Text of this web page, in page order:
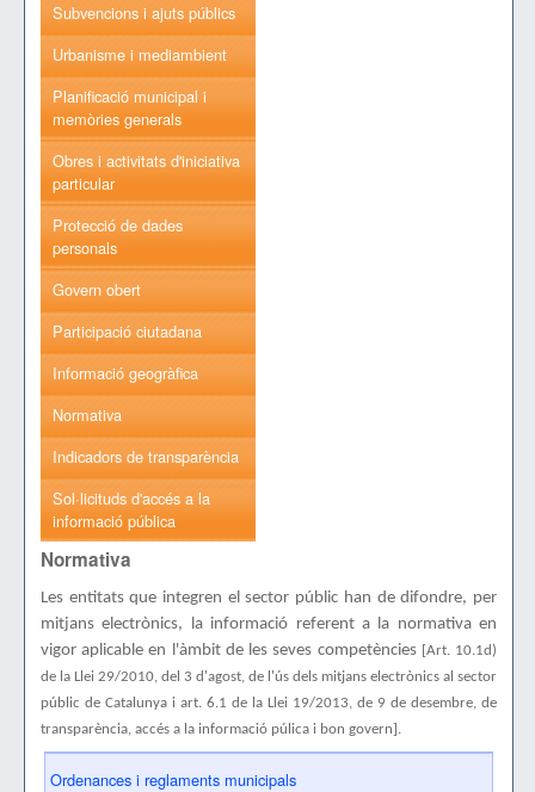
Subvencions i ajuts públics
Urbanisme i mediambient
Planificació municipal i
memòries generals
Obres i activitats d'iniciativa
particular
Protecció de dades
personals
Govern obert
Participació ciutadana
Informació geogràfica
Normativa
Indicadors de transparència
Sol·licituds d'accés a la
informació pública
Normativa
Les entitats que integren el sector públic han de difondre, per
mitjans electrònics, la informació referent a la normativa en
vigor aplicable en l'àmbit de les seves competències [Art. 10.1d)
de la Llei 29/2010, del 3 d'agost, de l'ús dels mitjans electrònics al sector
públic de Catalunya i art. 6.1 de la Llei 19/2013, de 9 de desembre, de
transparència, accés a la informació púlica i bon govern].
Ordenances i reglaments municipals